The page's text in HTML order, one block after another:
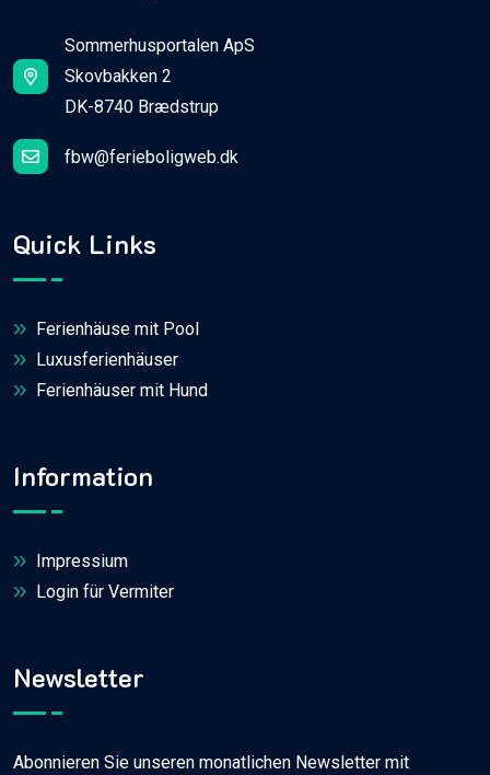
Sommerhusportalen ApS
Skovbakken 2
DK-8740 Brædstrup
fbw@ferieboligweb.dk
Quick Links
Ferienhäuse mit Pool
Luxusferienhäuser
Ferienhäuser mit Hund
Information
Impressium
Login für Vermiter
Newsletter
Abonnieren Sie unseren monatlichen Newsletter mit